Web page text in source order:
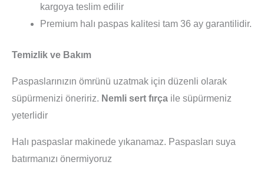
kargoya teslim edilir
Premium halı paspas kalitesi tam 36 ay garantilidir.
Temizlik ve Bakım
Paspaslarınızın ömrünü uzatmak için düzenli olarak
süpürmenizi öneririz. Nemli sert fırça ile süpürmeniz
yeterlidir
Halı paspaslar makinede yıkanamaz. Paspasları suya
batırmanızı önermiyoruz